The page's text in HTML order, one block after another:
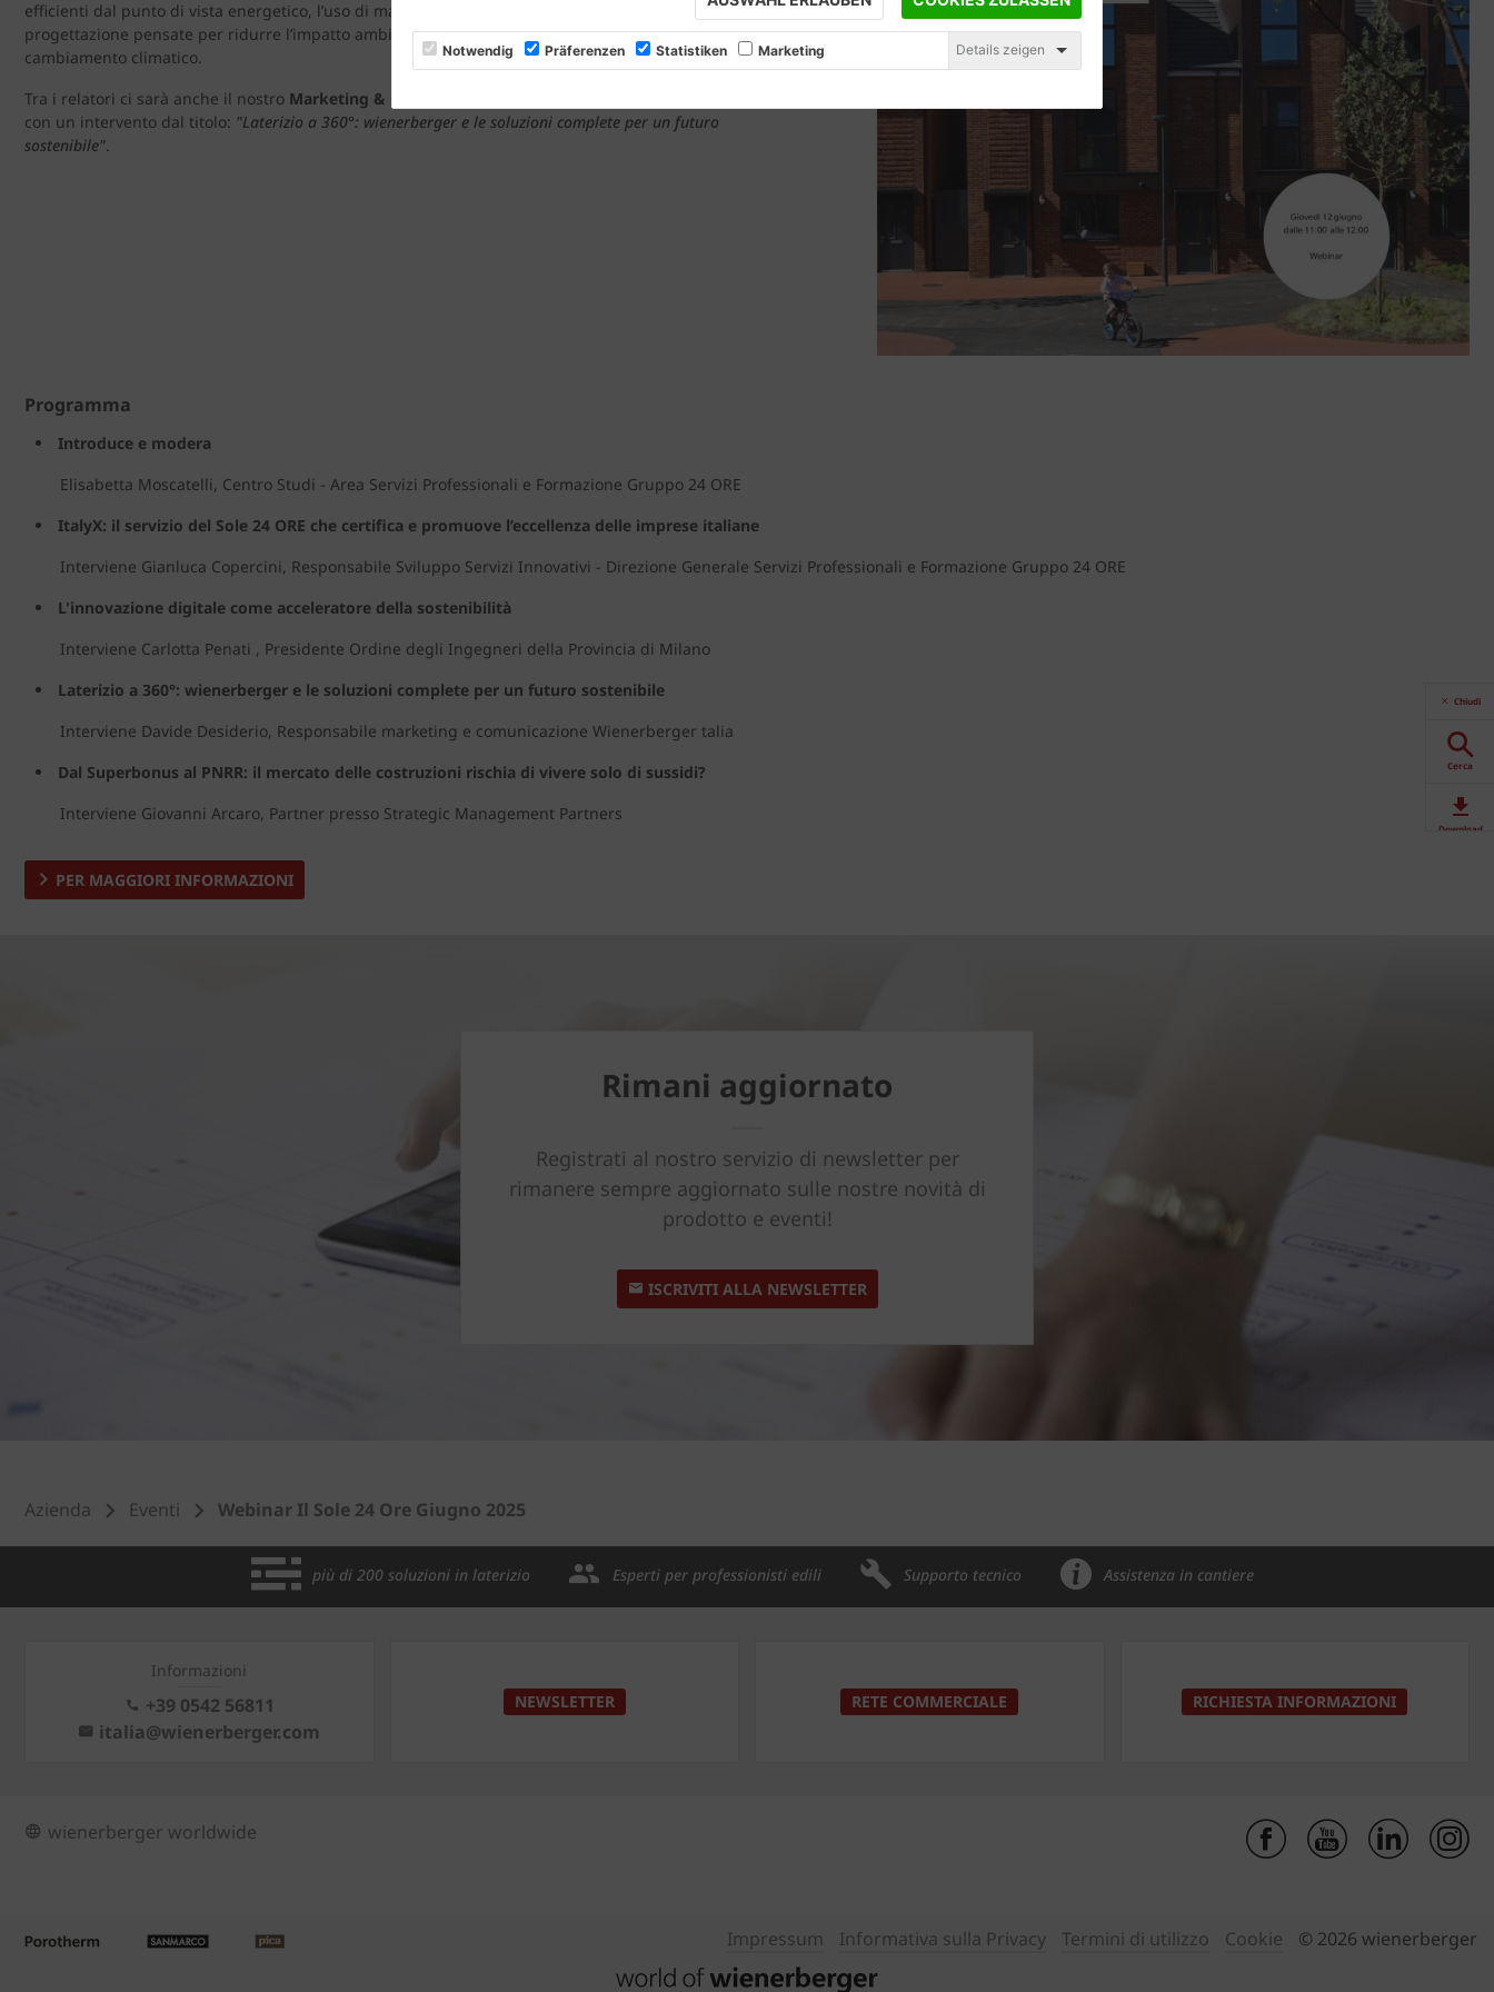
Notwendig Präferenzen Statistiken Marketing Details zeigen
efficienti dal punto di vista energetico, l’uso di materiali innovativi e nuove tecniche di
progettazione pensate per ridurre l’impatto ambientale e contribuire alla lotta contro il
cambiamento climatico.
Tra i relatori ci sarà anche il nostro Marketing & Communication Manager Davide Desiderio
con un intervento dal titolo: "Laterizio a 360°: wienerberger e le soluzioni complete per un futuro
sostenibile".
Programma
Introduce e modera
Elisabetta Moscatelli, Centro Studi - Area Servizi Professionali e Formazione Gruppo 24 ORE
ItalyX: il servizio del Sole 24 ORE che certifica e promuove l’eccellenza delle imprese italiane
Interviene Gianluca Copercini, Responsabile Sviluppo Servizi Innovativi - Direzione Generale Servizi Professionali e Formazione Gruppo 24 ORE
L'innovazione digitale come acceleratore della sostenibilità
Interviene Carlotta Penati , Presidente Ordine degli Ingegneri della Provincia di Milano
Laterizio a 360°: wienerberger e le soluzioni complete per un futuro sostenibile
Interviene Davide Desiderio, Responsabile marketing e comunicazione Wienerberger talia
Dal Superbonus al PNRR: il mercato delle costruzioni rischia di vivere solo di sussidi?
Interviene Giovanni Arcaro, Partner presso Strategic Management Partners
PER MAGGIORI INFORMAZIONI
Rimani aggiornato
Registrati al nostro servizio di newsletter per
rimanere sempre aggiornato sulle nostre novità di
prodotto e eventi!
ISCRIVITI ALLA NEWSLETTER
Chiudi
Cerca
Download
Azienda Eventi Webinar Il Sole 24 Ore Giugno 2025
più di 200 soluzioni in laterizio Esperti per professionisti edili Supporto tecnico Assistenza in cantiere
Informazioni
+39 0542 56811
italia@wienerberger.com
NEWSLETTER RETE COMMERCIALE RICHIESTA INFORMAZIONI
wienerberger worldwide
Impressum Informativa sulla Privacy Termini di utilizzo Cookie © 2026 wienerberger